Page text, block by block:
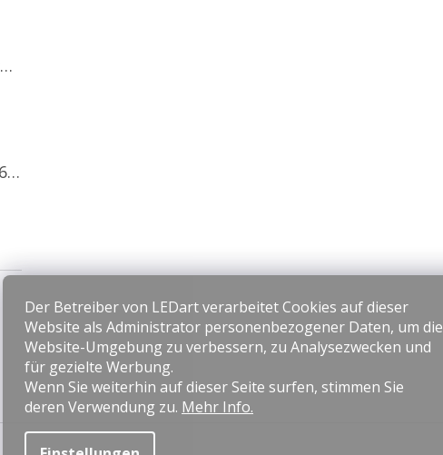
Der Betreiber von LEDart verarbeitet Cookies auf dieser
Website als Administrator personenbezogener Daten, um die
Website-Umgebung zu verbessern, zu Analysezwecken und
für gezielte Werbung.
Wenn Sie weiterhin auf dieser Seite surfen, stimmen Sie
deren Verwendung zu. Mehr Info.
RGB-LED-Poolleuchte mit Fernbedienung, 12W, 1260lm, PAR56, 12V, 1+1 gratis!
Solight Ersatzbatterietyp. 18650, 3,7 V, Li-Ion, 2200 mAh [WN900]